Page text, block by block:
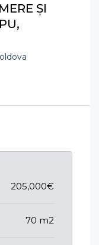
ȘI
205,000€
70 m2